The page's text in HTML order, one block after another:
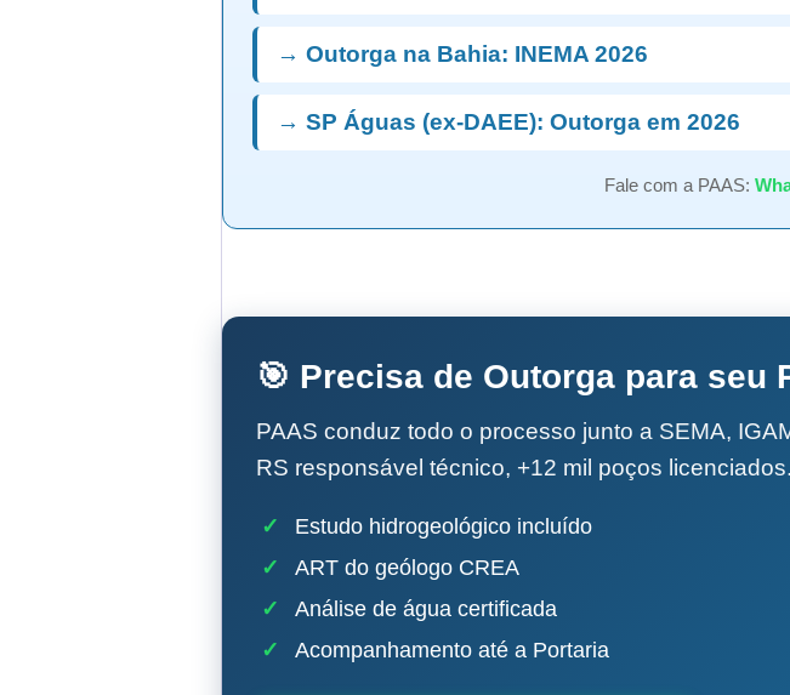
→ Outorga na Bahia: INEMA 2026
→ SP Águas (ex-DAEE): Outorga em 2026
Fale com a PAAS:
🎯 Precisa de Outorga para seu
PAAS conduz todo o processo junto a SEMA,
RS responsável técnico, +12 mil poços licenciados.
✓
Estudo hidrogeológico incluído
✓
ART do geólogo CREA
✓
Análise de água certificada
✓
Acompanhamento até a Portaria